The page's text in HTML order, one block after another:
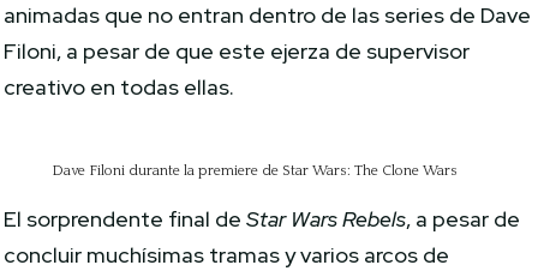
animadas que no entran dentro de las series de Dave
Filoni, a pesar de que este ejerza de supervisor
creativo en todas ellas.
Dave Filoni durante la premiere de Star Wars: The Clone Wars
El sorprendente final deStar Wars Rebels, a pesar de
concluir muchísimas tramas y varios arcos de